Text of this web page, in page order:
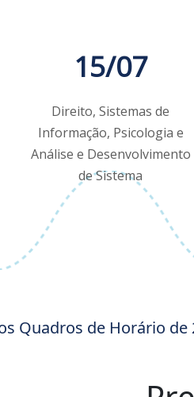
15/07
Direito, Sistemas de
Informação, Psicologia e
Análise e Desenvolvimento
de Sistema
Quadros de Horário